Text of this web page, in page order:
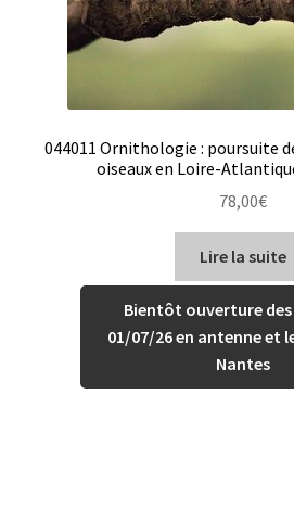
044011 Ornithologie : poursuite
oiseaux en Loire-
78,00€
Lire la suite
Bientôt ouverture des
01/07/26 en antenne et
Nantes